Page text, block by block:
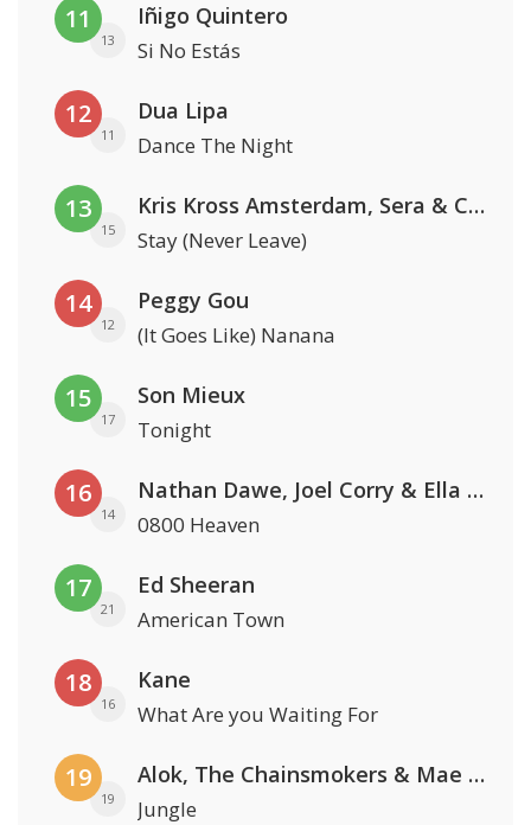
11
13
Iñigo Quintero
Si No Estás
12
11
Dua Lipa
Dance The Night
13
15
Kris Kross Amsterdam, Sera & Conor Maynard
Stay (Never Leave)
14
12
Peggy Gou
(It Goes Like) Nanana
15
17
Son Mieux
Tonight
16
14
Nathan Dawe, Joel Corry & Ella Henderson
0800 Heaven
17
21
Ed Sheeran
American Town
18
16
Kane
What Are you Waiting For
19
19
Alok, The Chainsmokers & Mae Stephens
Jungle